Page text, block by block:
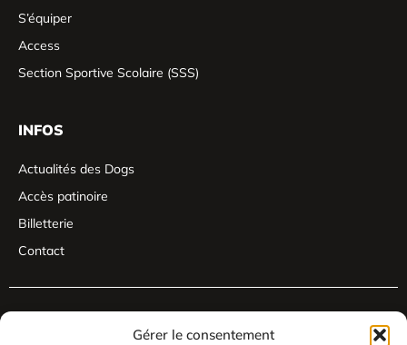
Gérer le consentement
S’équiper
Access
Section Sportive Scolaire (SSS)
INFOS
Actualités des Dogs
Accès patinoire
Billetterie
Contact